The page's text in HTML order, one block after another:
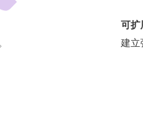
可扩
建立